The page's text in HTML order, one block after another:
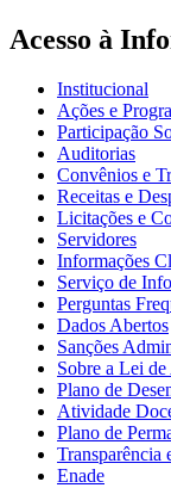
Acesso à
Institucional
Ações e
Participação
Auditorias
Convênios e
Receitas e
Licitações e
Servidores
Informações
Serviço de
Perguntas
Dados Abertos
Sanções
Sobre a Lei
Plano de
Atividade
Plano de
Transparência
Enade